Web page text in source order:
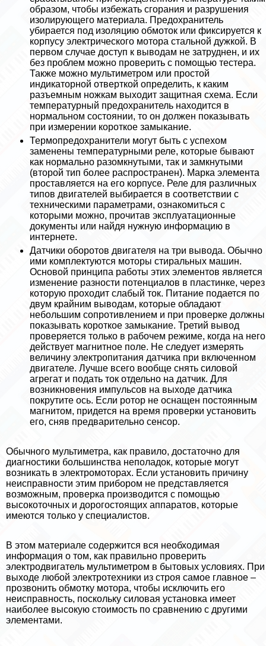
образом, чтобы избежать сгорания и разрушения
изолирующего материала. Пpeдoxpaнитель
убирается под изоляцию обмоток или фиксируется к
корпусу электрического мотора стальной дужкой. В
первом случае доступ к выводам не затруднен, и их
без проблем можно проверить с помощью тестера.
Также можно мультиметром или простой
индикаторной отверткой определить, к каким
разъемным ножкам выходит защитная схема. Если
температурный пpeдoxpaнитель находится в
нормальном состоянии, то он должен показывать
при измерении короткое замыкание.
Термопpeдoxpaнители могут быть с успехом
заменены температурными реле, которые бывают
как нормально разомкнутыми, так и замкнутыми
(второй тип более распространен). Марка элемента
проставляется на его корпусе. Реле для различных
типов двигателей выбирается в соответствии с
техническими параметрами, ознакомиться с
которыми можно, прочитав эксплуатационные
документы или найдя нужную информацию в
интернете.
Датчики оборотов двигателя на три вывода. Обычно
ими комплектуются моторы стиральных машин.
Основой принципа работы этих элементов является
изменение разности потенциалов в пластинке, через
которую проходит слабый ток. Питание подается по
двум крайним выводам, которые обладают
небольшим сопротивлением и при проверке должны
показывать короткое замыкание. Третий вывод
проверяется только в рабочем режиме, когда на него
действует магнитное поле. Не следует измерять
величину электропитания датчика при включенном
двигателе. Лучше всего вообще снять силовой
агрегат и подать ток отдельно на датчик. Для
возникновения импульсов на выходе датчика
покрутите ось. Если ротор не оснащен постоянным
магнитом, придется на время проверки установить
его, сняв предварительно сенсор.
Обычного мультиметра, как правило, достаточно для
диагностики большинства неполадок, которые могут
возникать в электромоторах. Если установить причину
неисправности этим прибором не представляется
возможным, проверка производится с помощью
высокоточных и дорогостоящих аппаратов, которые
имеются только у специалистов.
В этом материале содержится вся необходимая
информация о том, как правильно проверить
электродвигатель мультиметром в бытовых условиях. При
выходе любой электротехники из строя самое главное –
прозвонить обмотку мотора, чтобы исключить его
неисправность, поскольку силовая установка имеет
наиболее высокую стоимость по сравнению с другими
элементами.